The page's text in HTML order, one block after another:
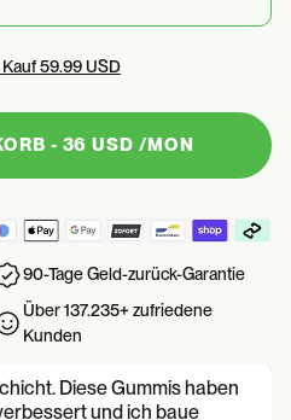
59.99 USD
- 36 USD /MON
90-Tage Geld-zurück-Garantie
Über 137.235+ zufriedene
Kunden
Diese Gummis haben
und ich baue